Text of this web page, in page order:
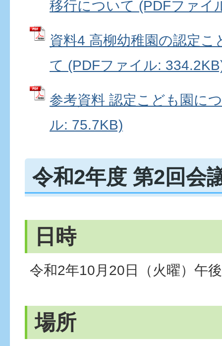
移行について (PDFファイ
資料4 高柳幼稚園の認定こ
て (PDFファイル:
参考資料 認定こども園に
ル: 75.7KB)
令和2年度 第2回会
日時
令和2年10月20日（火曜）午
場所